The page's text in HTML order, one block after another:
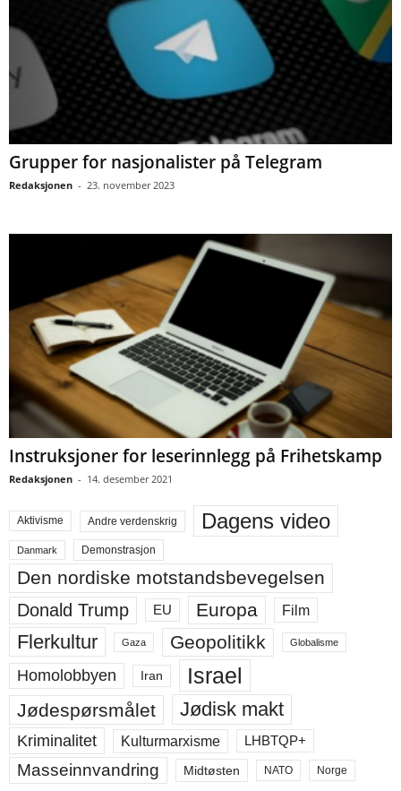
Grupper for nasjonalister på Telegram
Redaksjonen - 23. november 2023
Instruksjoner for leserinnlegg på Frihetskamp
Redaksjonen - 14. desember 2021
Aktivisme Andre verdenskrig Dagens video
Danmark Demonstrasjon
Den nordiske motstandsbevegelsen
Donald Trump EU Europa Film
Flerkultur Gaza Geopolitikk Globalisme
Homolobbyen Iran Israel
Jødespørsmålet Jødisk makt
Kriminalitet Kulturmarxisme LHBTQP+
Masseinnvandring Midtøsten NATO Norge